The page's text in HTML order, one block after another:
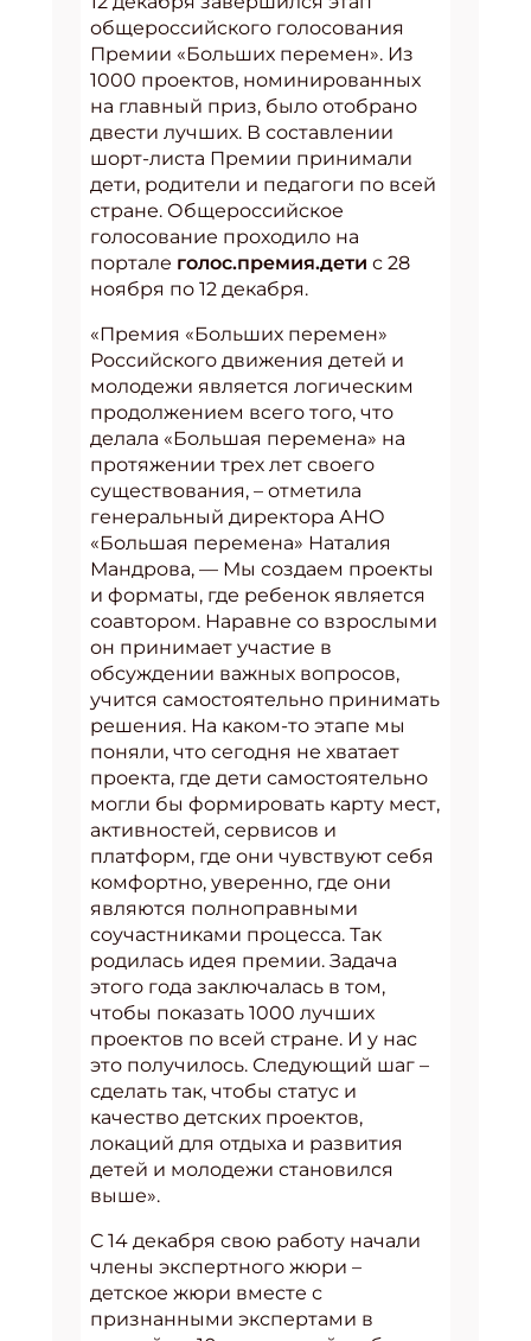
общероссийского голосования
Премии «Больших перемен». Из
1000 проектов, номинированных
на главный приз, было отобрано
двести лучших. В составлении
шорт-листа Премии принимали
дети, родители и педагоги по всей
стране. Общероссийское
голосование проходило на
портале голос.премия.дети с 28
ноября по 12 декабря.
«Премия «Больших перемен»
Российского движения детей и
молодежи является логическим
продолжением всего того, что
делала «Большая перемена» на
протяжении трех лет своего
существования, – отметила
генеральный директора АНО
«Большая перемена» Наталия
Мандрова, — Мы создаем проекты
и форматы, где ребенок является
соавтором. Наравне со взрослыми
он принимает участие в
обсуждении важных вопросов,
учится самостоятельно принимать
решения. На каком-то этапе мы
поняли, что сегодня не хватает
проекта, где дети самостоятельно
могли бы формировать карту мест,
активностей, сервисов и
платформ, где они чувствуют себя
комфортно, уверенно, где они
являются полноправными
соучастниками процесса. Так
родилась идея премии. Задача
этого года заключалась в том,
чтобы показать 1000 лучших
проектов по всей стране. И у нас
это получилось. Следующий шаг –
сделать так, чтобы статус и
качество детских проектов,
локаций для отдыха и развития
детей и молодежи становился
выше».
С 14 декабря свою работу начали
члены экспертного жюри –
детское жюри вместе с
признанными экспертами в